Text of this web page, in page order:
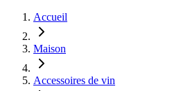
Accueil
Maison
Accessoires de vin